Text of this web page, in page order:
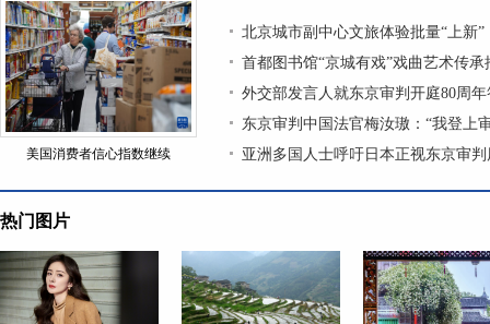
美国消费者信心指数继续
北京城市副中心文旅体验批量“上新”
首都图书馆“京城有戏”戏曲艺术传
外交部发言人就东京审判开庭80周
东京审判中国法官梅汝璈：“我登上
亚洲多国人士呼吁日本正视东京审
热门图片